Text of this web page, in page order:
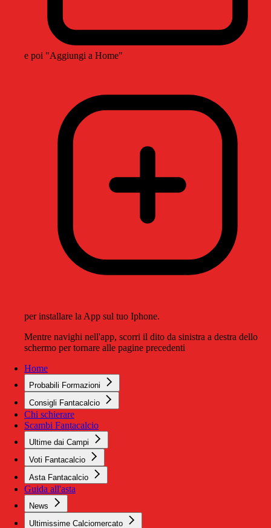
e poi "Aggiungi a Home"
per installare la App sul tuo Iphone.
Mentre navighi nell'app, scorri il dito da sinistra a destra dello
schermo per tornare alle pagine precedenti
Home
Probabili Formazioni
Consigli Fantacalcio
Chi schierare
Scambi Fantacalcio
Ultime dai Campi
Voti Fantacalcio
Asta Fantacalcio
Guida all'asta
News
Ultimissime Calciomercato